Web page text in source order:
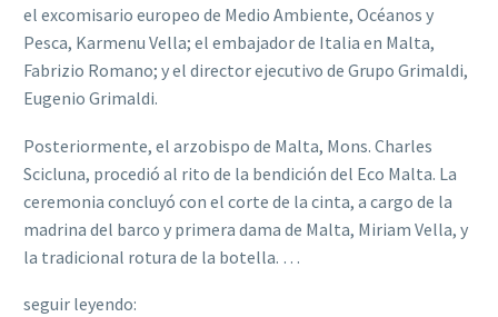
el excomisario europeo de Medio Ambiente, Océanos y
Pesca, Karmenu Vella; el embajador de Italia en Malta,
Fabrizio Romano; y el director ejecutivo de Grupo Grimaldi,
Eugenio Grimaldi.
Posteriormente, el arzobispo de Malta, Mons. Charles
Scicluna, procedió al rito de la bendición del Eco Malta. La
ceremonia concluyó con el corte de la cinta, a cargo de la
madrina del barco y primera dama de Malta, Miriam Vella, y
la tradicional rotura de la botella. …
seguir leyendo: